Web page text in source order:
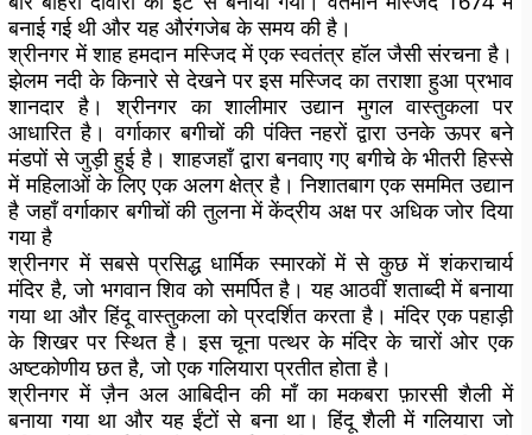
बनाई गई थी और यह औरंगजेब के समय की है।
श्रीनगर में शाह हमदान मस्जिद में एक स्वतंत्र हॉल जैसी संरचना है।
झेलम नदी के किनारे से देखने पर इस मस्जिद का तराशा हुआ प्रभाव
शानदार है। श्रीनगर का शालीमार उद्यान मुगल वास्तुकला पर
आधारित है। वर्गाकार बगीचों की पंक्ति नहरों द्वारा उनके ऊपर बने
मंडपों से जुड़ी हुई है। शाहजहाँ द्वारा बनवाए गए बगीचे के भीतरी हिस्से
में महिलाओं के लिए एक अलग क्षेत्र है। निशातबाग एक सममित उद्यान
है जहाँ वर्गाकार बगीचों की तुलना में केंद्रीय अक्ष पर अधिक जोर दिया
गया है
श्रीनगर में सबसे प्रसिद्ध धार्मिक स्मारकों में से कुछ में शंकराचार्य
मंदिर है, जो भगवान शिव को समर्पित है। यह आठवीं शताब्दी में बनाया
गया था और हिंदू वास्तुकला को प्रदर्शित करता है। मंदिर एक पहाड़ी
के शिखर पर स्थित है। इस चूना पत्थर के मंदिर के चारों ओर एक
अष्टकोणीय छत है, जो एक गलियारा प्रतीत होता है।
श्रीनगर में ज़ैन अल आबिदीन की माँ का मकबरा फ़ारसी शैली में
बनाया गया था और यह ईंटों से बना था। हिंदू शैली में गलियारा जो